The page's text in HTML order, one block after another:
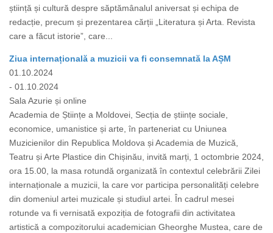
știință și cultură despre săptămânalul aniversat și echipa de
redacție, precum și prezentarea cărții „Literatura și Arta. Revista
care a făcut istorie”, care...
Ziua internațională a muzicii va fi consemnată la AȘM
01.10.2024
- 01.10.2024
Sala Azurie și online
Academia de Științe a Moldovei, Secția de științe sociale,
economice, umanistice și arte, în parteneriat cu Uniunea
Muzicienilor din Republica Moldova și Academia de Muzică,
Teatru și Arte Plastice din Chișinău, invită marți, 1 octombrie 2024,
ora 15.00, la masa rotundă organizată în contextul celebrării Zilei
internaționale a muzicii, la care vor participa personalități celebre
din domeniul artei muzicale și studiul artei. În cadrul mesei
rotunde va fi vernisată expoziția de fotografii din activitatea
artistică a compozitorului academician Gheorghe Mustea, care de